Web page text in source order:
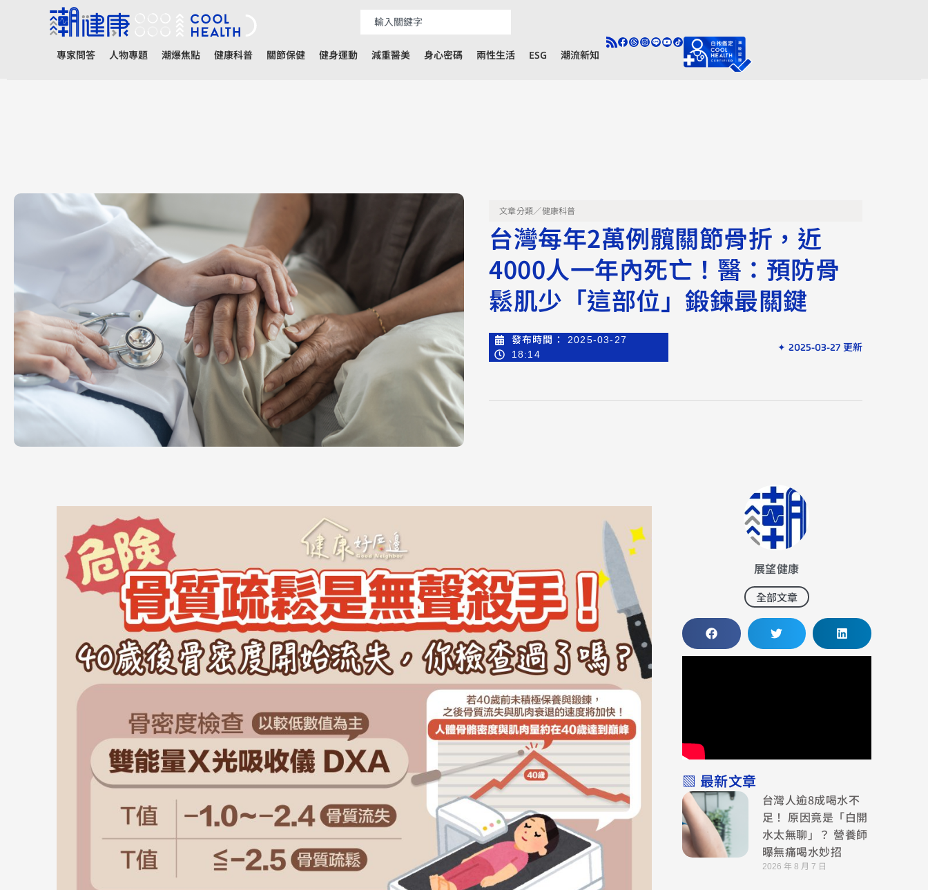
專家問答 人物專題 潮爆焦點 健康科普 關節保健 健身運動 減重醫美 身心密碼 兩性生活 ESG 潮流新知
文章分類／健康科普
台灣每年2萬例髖關節骨折，近
4000人一年內死亡！醫：預防骨
鬆肌少「這部位」鍛鍊最關鍵
發布時間：
2025-03-27
18:14
✦ 2025-03-27 更新
展望健康
全部文章
▧ 最新文章
台灣人逾8成喝水不
足！ 原因竟是「白開
水太無聊」？ 營養師
曝無痛喝水妙招
2026 年 8 月 7 日